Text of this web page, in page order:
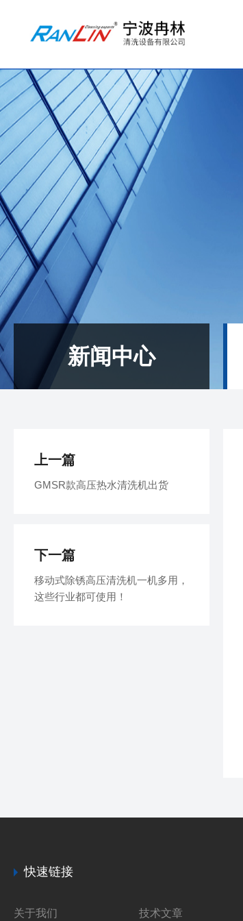
新闻中心
上一篇
GMSR款高压热水清洗机出货
下一篇
移动式除锈高压清洗机一机多用，
这些行业都可使用！
快速链接
关于我们 技术文章